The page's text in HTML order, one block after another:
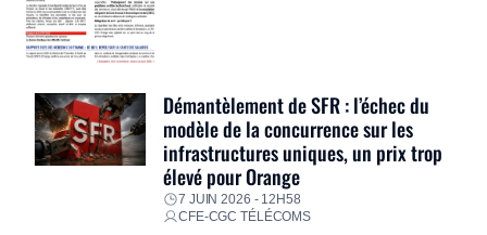
Démantèlement de SFR : l’échec du
modèle de la concurrence sur les
infrastructures uniques, un prix trop
élevé pour Orange
7 JUIN 2026 - 12H58
CFE-CGC TÉLÉCOMS